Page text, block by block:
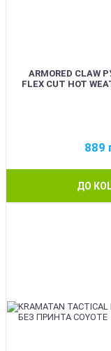
ARMORED CLAW
FLEX CUT HOT
889
ДО